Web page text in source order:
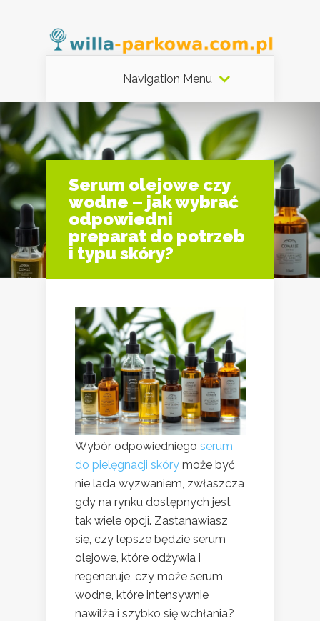
Navigation Menu
Serum olejowe czy
wodne – jak wybrać
odpowiedni
preparat do potrzeb
i typu skóry?
Wybór odpowiedniego serum
do pielęgnacji skóry może być
nie lada wyzwaniem, zwłaszcza
gdy na rynku dostępnych jest
tak wiele opcji. Zastanawiasz
się, czy lepsze będzie serum
olejowe, które odżywia i
regeneruje, czy może serum
wodne, które intensywnie
nawilża i szybko się wchłania?